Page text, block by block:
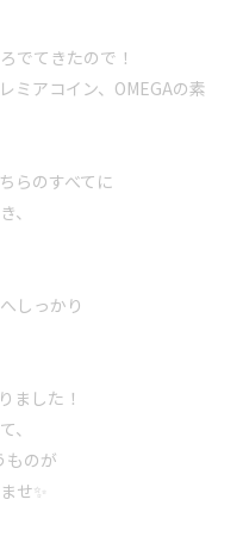
でてきたので！
ミアコイン、OMEGAの素
らのすべてに
、
しっかり
ました！
、
ものが
せ✨